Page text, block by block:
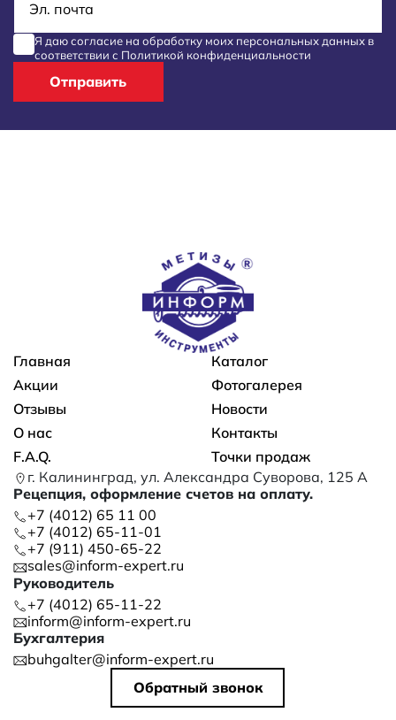
Я даю согласие на обработку моих персональных данных в
соответствии с Политикой конфиденциальности
Отправить
Основная навигация
Главная
Каталог
Акции
Фотогалерея
Отзывы
Новости
О нас
Контакты
F.A.Q.
Точки продаж
г. Калининград, ул. Александра Суворова, 125 А
Рецепция, оформление счетов на оплату.
+7 (4012) 65 11 00
+7 (4012) 65-11-01
+7 (911) 450-65-22
sales@inform-expert.ru
Руководитель
+7 (4012) 65-11-22
inform@inform-expert.ru
Бухгалтерия
buhgalter@inform-expert.ru
Обратный звонок